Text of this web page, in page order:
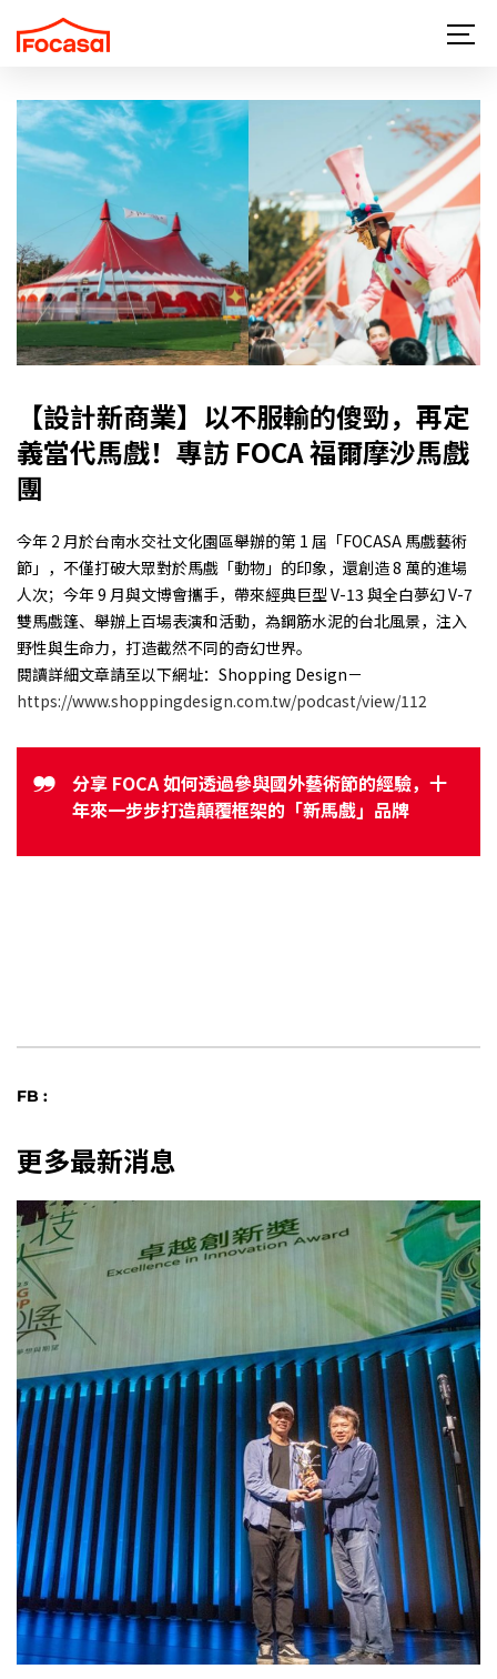
【設計新商業】以不服輸的傻勁，再定
義當代馬戲！專訪 FOCA 福爾摩沙馬戲
團
今年 2 月於台南水交社文化園區舉辦的第 1 屆「FOCASA 馬戲藝術
節」，不僅打破大眾對於馬戲「動物」的印象，還創造 8 萬的進場
人次；今年 9 月與文博會攜手，帶來經典巨型 V-13 與全白夢幻 V-7
雙馬戲篷、舉辦上百場表演和活動，為鋼筋水泥的台北風景，注入
野性與生命力，打造截然不同的奇幻世界。
閱讀詳細文章請至以下網址：Shopping Design－
https://www.shoppingdesign.com.tw/podcast/view/112
分享 FOCA 如何透過參與國外藝術節的經驗，十
年來一步步打造顛覆框架的「新馬戲」品牌
FB :
更多最新消息
關於 FOCASA
近期演出
所有作品
最新消息
讀馬戲
更多馬戲
聯絡我們
EN